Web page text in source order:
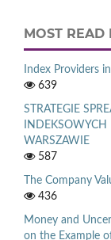
MOST READ
Index Providers
639
STRATEGIE
WARSZAWIE
587
The Company
436
Money and
on the Example